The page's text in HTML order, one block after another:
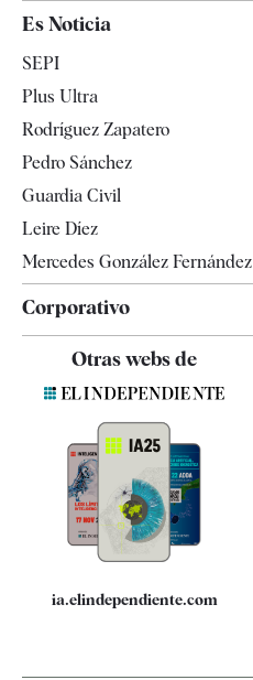
España
Televisión
Es Noticia
SEPI
Plus Ultra
Rodríguez Zapatero
Pedro Sánchez
Guardia Civil
Leire Díez
Mercedes González Fernández
Corporativo
Contacto
Quiénes somos
Especificaciones
Otras webs de
ia.elindependiente.com